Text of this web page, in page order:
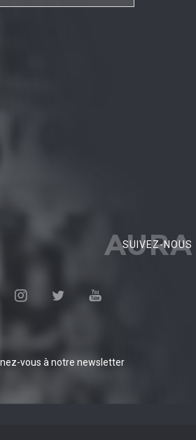
AURA
SUIVEZ-NOUS
vous à notre newsletter